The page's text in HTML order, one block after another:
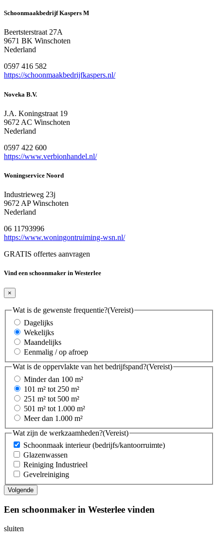
Schoonmaakbedrijf Kaspers M
Beertsterstraat 27A
9671 BK Winschoten
Nederland
0597 416 582
https://schoonmaakbedrijfkaspers.nl/
Noveka B.V.
J.A. Koningstraat 19
9672 AC Winschoten
Nederland
0597 422 600
https://www.verbionhandel.nl/
Woningservice Noord
Industrieweg 23j
9672 AP Winschoten
Nederland
06 11793996
https://www.woningontruiming-wsn.nl/
GRATIS offertes aanvragen
Vind een schoonmaker in Westerlee
×
Wat is de gewenste frequentie?(Vereist)
Dagelijks
Wekelijks
Maandelijks
Eenmalig / op afroep
Wat is de oppervlakte van het bedrijfspand?(Vereist)
Minder dan 100 m²
101 m² tot 250 m²
251 m² tot 500 m²
501 m² tot 1.000 m²
Meer dan 1.000 m²
Wat zijn de werkzaamheden?(Vereist)
Schoonmaak interieur (bedrijfs/kantoorruimte)
Glazenwassen
Reiniging Industrieel
Gevelreiniging
Een schoonmaker in Westerlee vinden
sluiten